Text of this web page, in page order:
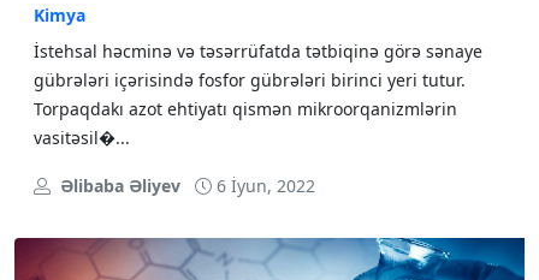
Kimya
İstehsal həcminə və təsərrüfatda tətbiqinə görə sənaye
gübrələri içərisində fosfor gübrələri birinci yeri tutur.
Torpaqdakı azot ehtiyatı qismən mikroorqanizmlərin
vasitəsil�...
Əlibaba Əliyev 6 İyun, 2022